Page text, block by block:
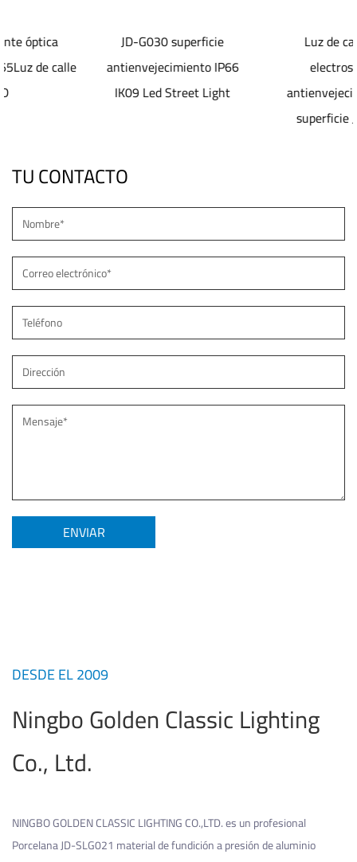
JD-G030 superficie
antienvejecimiento IP66
IK09 Led Street Light
Luz de calle Led
electrostática
antienvejecimiento de
superficie JD-1072
TU CONTACTO
DESDE EL 2009
Ningbo Golden Classic Lighting
Co., Ltd.
NINGBO GOLDEN CLASSIC LIGHTING CO.,LTD. es un profesional
Porcelana JD-SLG021 material de fundición a presión de aluminio